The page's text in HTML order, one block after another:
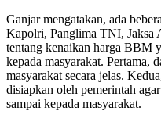
Ganjar mengatakan, ada
Kapolri, Panglima TNI, Jaksa
tentang kenaikan harga BBM
kepada masyarakat. Pertama,
masyarakat secara jelas.
disiapkan oleh pemerintah
sampai kepada masyarakat.